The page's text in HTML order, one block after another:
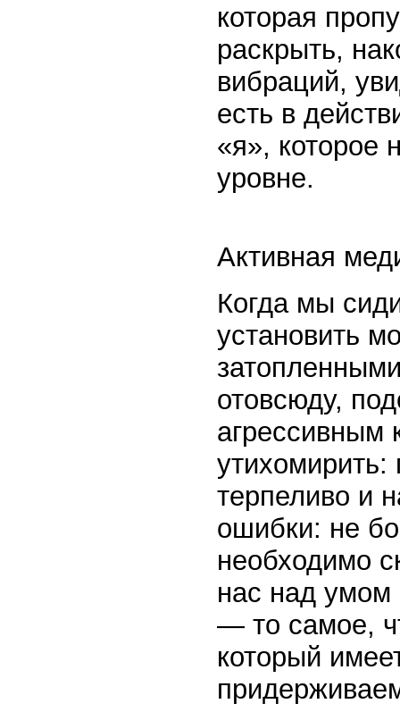
которая
раскрыть,
вибраций,
есть в
«я», которое
уровне.
Активная
Когда мы
установить
отовсюду,
агрессивным
утихомирить:
терпеливо и
ошибки: не
необходимо
нас над умом
— то самое,
который